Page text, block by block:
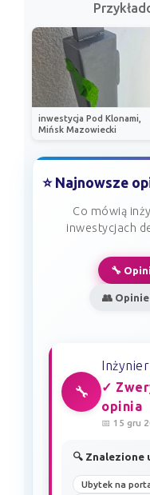
inwestycja Pod Klonami,
Mińsk Mazowiecki
⭐ Najnowsze
Co mówią
inwestycjach
🔧
👥
🔧
✓
opinia
📅 15 gru
🔍 Znalezione
Ubytek na